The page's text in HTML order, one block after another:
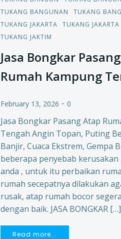
TUKANG BANGUNAN
TUKANG
TUKANG JAKARTA
TUKANG
TUKANG JAKTIM
Jasa Bongkar
Rumah Kampung
February 13, 2026 - 0
Jasa Bongkar Pasang Atap
Tengah Angin Topan, Puting
Banjir, Cuaca Ekstrem, Gempa
beberapa penyebab
anda , untuk itu perbaikan
rumah secepatnya dilakukan
rusak, atap rumah bocor
dengan baik. JASA BONGKAR […]
Read more...